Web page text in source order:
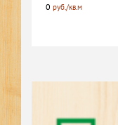
0 руб./кв.м